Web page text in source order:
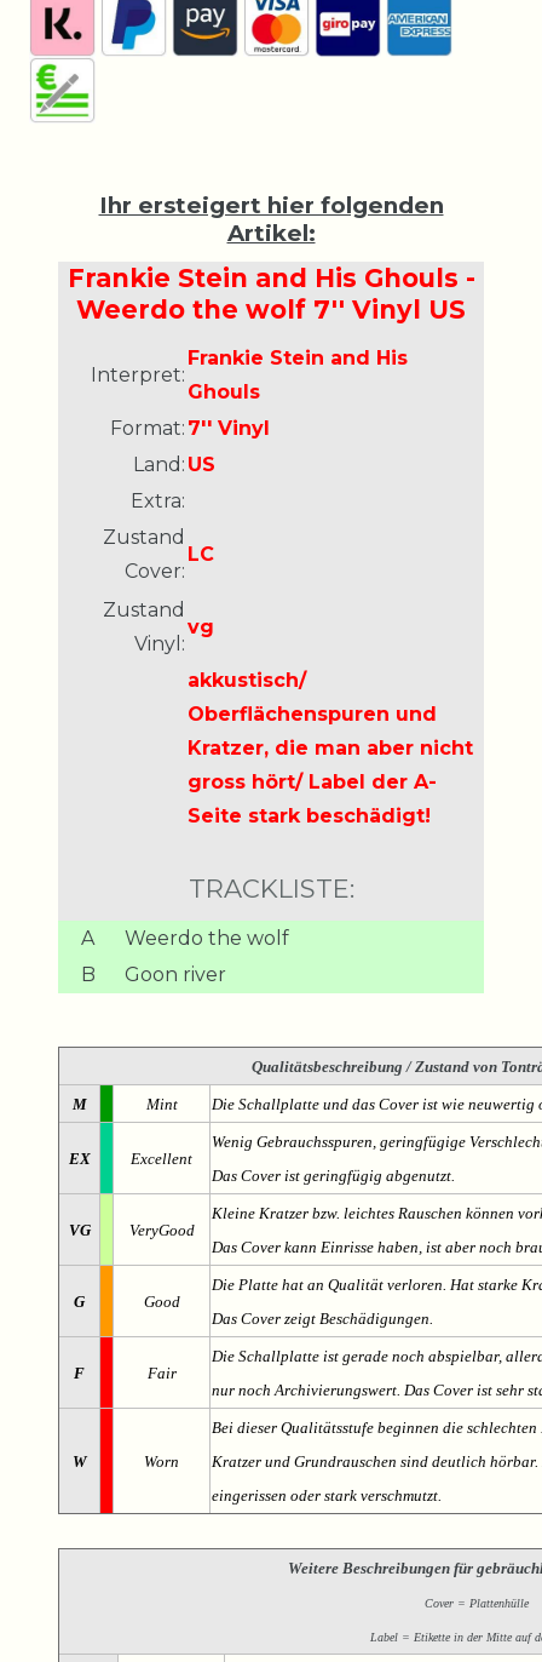
Ihr ersteigert hier folgenden
Artikel:
Frankie Stein and His Ghouls -
Weerdo the wolf 7'' Vinyl US
Interpret:
Frankie Stein and His
Ghouls
Format: 7'' Vinyl
Land: US
Extra:
Zustand
Cover:
LC
Zustand
Vinyl:
vg
akkustisch/
Oberflächenspuren und
Kratzer, die man aber nicht
gross hört/ Label der A-
Seite stark beschädigt!
TRACKLISTE:
A
Weerdo the wolf
B
Goon river
Qualitätsbeschreibung / Zustand von
M Mint Die Schallplatte und das Cover ist wie
EX Excellent
Wenig Gebrauchsspuren, geringfügige
Das Cover ist geringfügig abgenutzt.
VG VeryGood
Kleine Kratzer bzw. leichtes Rauschen können
Das Cover kann Einrisse haben, ist aber noch
G Good
Die Platte hat an Qualität verloren. Hat starke
Das Cover zeigt Beschädigungen.
F Fair
Die Schallplatte ist gerade noch abspielbar,
nur noch Archivierungswert. Das Cover ist sehr
W Worn
Bei dieser Qualitätsstufe beginnen die
Kratzer und Grundrauschen sind deutlich
eingerissen oder stark verschmutzt.
Weitere Beschreibungen für
Cover = Plattenhülle
Label = Etikette in der Mitte auf